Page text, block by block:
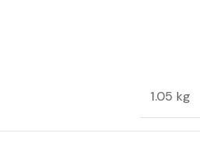
1.05 kg